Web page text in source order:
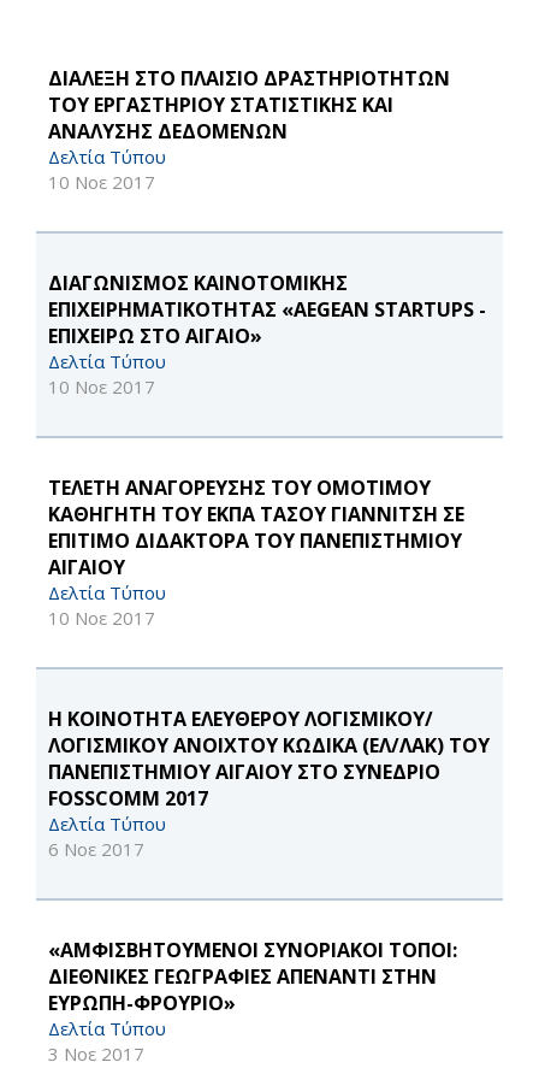
ΔΙΑΛΕΞΗ ΣΤΟ ΠΛΑΙΣΙΟ ΔΡΑΣΤΗΡΙΟΤΗΤΩΝ
ΤΟΥ ΕΡΓΑΣΤΗΡΙΟΥ ΣΤΑΤΙΣΤΙΚΗΣ ΚΑΙ
ΑΝΑΛΥΣΗΣ ΔΕΔΟΜΕΝΩΝ
Δελτία Τύπου
10 Νοε 2017
ΔΙΑΓΩΝΙΣΜΟΣ ΚΑΙΝΟΤΟΜΙΚΗΣ
ΕΠΙΧΕΙΡΗΜΑΤΙΚΟΤΗΤΑΣ «AEGEAN STARTUPS -
ΕΠΙΧΕΙΡΩ ΣΤΟ ΑΙΓΑΙΟ»
Δελτία Τύπου
10 Νοε 2017
ΤΕΛΕΤΗ ΑΝΑΓΟΡΕΥΣΗΣ ΤΟΥ ΟΜΟΤΙΜΟΥ
ΚΑΘΗΓΗΤΗ ΤΟΥ ΕΚΠΑ ΤΑΣΟΥ ΓΙΑΝΝΙΤΣΗ ΣΕ
EΠΙΤΙΜΟ ΔΙΔΑΚΤΟΡΑ ΤΟΥ ΠΑΝΕΠΙΣΤΗΜΙΟΥ
ΑΙΓΑΙΟΥ
Δελτία Τύπου
10 Νοε 2017
Η ΚΟΙΝΟΤΗΤΑ ΕΛΕΥΘΕΡΟΥ ΛΟΓΙΣΜΙΚΟΥ/
ΛΟΓΙΣΜΙΚΟΥ ΑΝΟΙΧΤΟΥ ΚΩΔΙΚΑ (ΕΛ/ΛΑΚ) ΤΟΥ
ΠΑΝΕΠΙΣΤΗΜΙΟΥ ΑΙΓΑΙΟΥ ΣΤΟ ΣΥΝΕΔΡΙΟ
FOSSCOMM 2017
Δελτία Τύπου
6 Νοε 2017
«ΑΜΦΙΣΒΗΤΟΥΜΕΝΟΙ ΣΥΝΟΡΙΑΚΟΙ ΤΟΠΟΙ:
ΔΙΕΘΝΙΚΕΣ ΓΕΩΓΡΑΦΙΕΣ ΑΠΕΝΑΝΤΙ ΣΤΗΝ
ΕΥΡΩΠΗ-ΦΡΟΥΡΙΟ»
Δελτία Τύπου
3 Νοε 2017